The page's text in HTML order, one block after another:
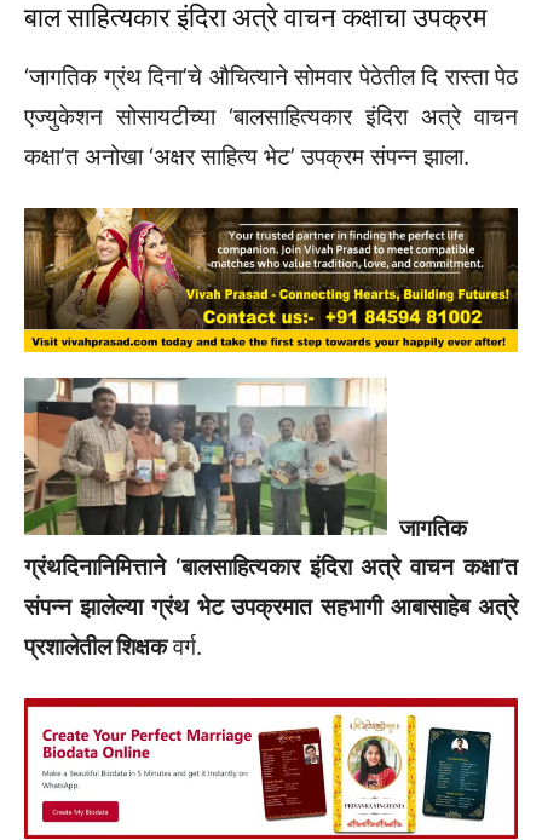
बाल साहित्यकार इंदिरा अत्रे वाचन कक्षाचा उपक्रम
‘जागतिक ग्रंथ दिना’चे औचित्याने सोमवार पेठेतील दि रास्ता पेठ
एज्युकेशन सोसायटीच्या ‘बालसाहित्यकार इंदिरा अत्रे वाचन
कक्षा’त अनोखा ‘अक्षर साहित्य भेट’ उपक्रम संपन्न झाला.
जागतिक
ग्रंथदिनानिमित्ताने ‘बालसाहित्यकार इंदिरा अत्रे वाचन कक्षा’त
संपन्न झालेल्या ग्रंथ भेट उपक्रमात सहभागी आबासाहेब अत्रे
प्रशालेतील शिक्षकवर्ग.